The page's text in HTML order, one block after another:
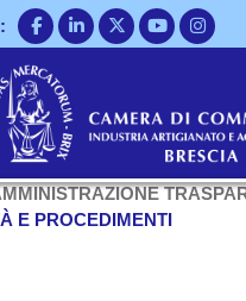
Salta
al
E PROCEDIMENTI